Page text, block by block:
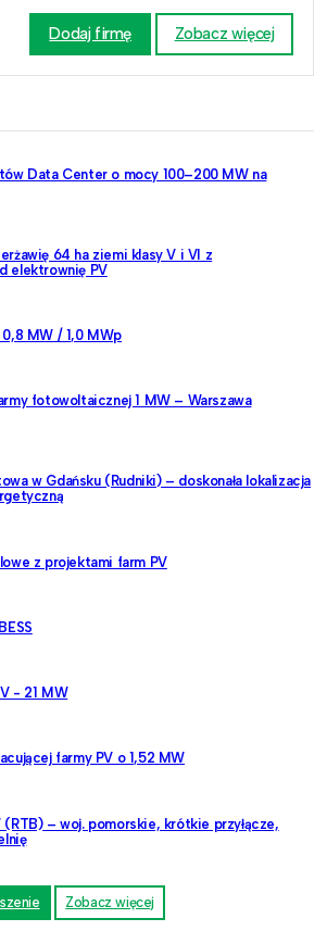
Dodaj firmę Zobacz więcej
Data Center o mocy 100–200 MW na
64 ha ziemi klasy V i VI z
elektrownię PV
MW / 1,0 MWp
fotowoltaicznej 1 MW – Warszawa
w Gdańsku (Rudniki) – doskonała lokalizacja
z projektami farm PV
- 21 MW
farmy PV o 1,52 MW
(RTB) – woj. pomorskie, krótkie przyłącze,
Zobacz więcej